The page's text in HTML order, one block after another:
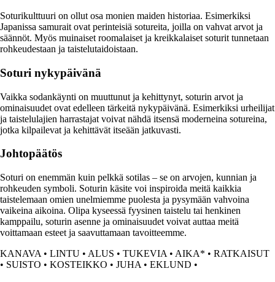
Soturikulttuuri on ollut osa monien maiden historiaa. Esimerkiksi
Japanissa samurait ovat perinteisiä sotureita, joilla on vahvat arvot ja
säännöt. Myös muinaiset roomalaiset ja kreikkalaiset soturit tunnetaan
rohkeudestaan ja taistelutaidoistaan.
Soturi nykypäivänä
Vaikka sodankäynti on muuttunut ja kehittynyt, soturin arvot ja
ominaisuudet ovat edelleen tärkeitä nykypäivänä. Esimerkiksi urheilijat
ja taistelulajien harrastajat voivat nähdä itsensä moderneina sotureina,
jotka kilpailevat ja kehittävät itseään jatkuvasti.
Johtopäätös
Soturi on enemmän kuin pelkkä sotilas – se on arvojen, kunnian ja
rohkeuden symboli. Soturin käsite voi inspiroida meitä kaikkia
taistelemaan omien unelmiemme puolesta ja pysymään vahvoina
vaikeina aikoina. Olipa kyseessä fyysinen taistelu tai henkinen
kamppailu, soturin asenne ja ominaisuudet voivat auttaa meitä
voittamaan esteet ja saavuttamaan tavoitteemme.
KANAVA • LINTU • ALUS • TUKEVIA • AIKA* • RATKAISUT
• SUISTO • KOSTEIKKO • JUHA • EKLUND •